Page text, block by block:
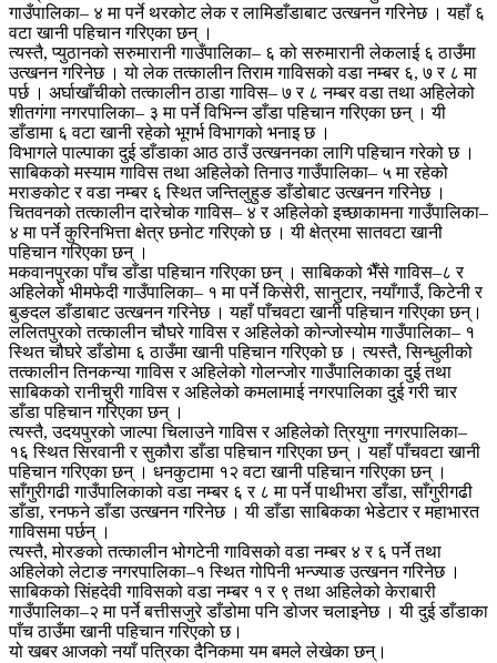
गाउँपालिका– ४ मा पर्ने थरकोट लेक र लामिडाँडाबाट उत्खनन गरिनेछ । यहाँ ६
वटा खानी पहिचान गरिएका छन् ।
त्यस्तै, प्युठानको सरुमारानी गाउँपालिका– ६ को सरुमारानी लेकलाई ६ ठाउँमा
उत्खनन गरिनेछ । यो लेक तत्कालीन तिराम गाविसको वडा नम्बर ६, ७ र ८ मा
पर्छ । अर्घाखाँचीको तत्कालीन ठाडा गाविस– ७ र ८ नम्बर वडा तथा अहिलेको
शीतगंगा नगरपालिका– ३ मा पर्ने विभिन्न डाँडा पहिचान गरिएका छन् । यी
डाँडामा ६ वटा खानी रहेको भूगर्भ विभागको भनाइ छ ।
विभागले पाल्पाका दुई डाँडाका आठ ठाउँ उत्खननका लागि पहिचान गरेको छ ।
साबिकको मस्याम गाविस तथा अहिलेको तिनाउ गाउँपालिका– ५ मा रहेको
मराङकोट र वडा नम्बर ६ स्थित जन्तिलुहुङ डाँडोबाट उत्खनन गरिनेछ ।
चितवनको तत्कालीन दारेचोक गाविस– ४ र अहिलेको इच्छाकामना गाउँपालिका–
४ मा पर्ने कुरिनभित्ता क्षेत्र छनोट गरिएको छ । यी क्षेत्रमा सातवटा खानी
पहिचान गरिएका छन् ।
मकवानपुरका पाँच डाँडा पहिचान गरिएका छन् । साबिकको भैँसे गाविस–८ र
अहिलेको भीमफेदी गाउँपालिका– १ मा पर्ने किसेरी, सानुटार, नयाँगाउँ, किटेनी र
बुङदल डाँडाबाट उत्खनन गरिनेछ । यहाँ पाँचवटा खानी पहिचान गरिएका छन्।
ललितपुरको तत्कालीन चौघरे गाविस र अहिलेको कोन्जोस्योम गाउँपालिका– १
स्थित चौघरे डाँडोमा ६ ठाउँमा खानी पहिचान गरिएको छ । त्यस्तै, सिन्धुलीको
तत्कालीन तिनकन्या गाविस र अहिलेको गोलन्जोर गाउँपालिकाका दुई तथा
साबिकको रानीचुरी गाविस र अहिलेको कमलामाई नगरपालिका दुई गरी चार
डाँडा पहिचान गरिएका छन् ।
त्यस्तै, उदयपुरको जाल्पा चिलाउने गाविस र अहिलेको त्रियुगा नगरपालिका–
१६ स्थित सिरवानी र सुकौरा डाँडा पहिचान गरिएका छन् । यहाँ पाँचवटा खानी
पहिचान गरिएका छन् । धनकुटामा १२ वटा खानी पहिचान गरिएका छन् ।
साँगुरीगढी गाउँपालिकाको वडा नम्बर ६ र ८ मा पर्ने पाथीभरा डाँडा, साँगुरीगढी
डाँडा, रनफने डाँडा उत्खनन गरिनेछ । यी डाँडा साबिकका भेडेटार र महाभारत
गाविसमा पर्छन् ।
त्यस्तै, मोरङको तत्कालीन भोगटेनी गाविसको वडा नम्बर ४ र ६ पर्ने तथा
अहिलेको लेटाङ नगरपालिका–१ स्थित गोपिनी भन्ज्याङ उत्खनन गरिनेछ ।
साबिकको सिंहदेवी गाविसको वडा नम्बर १ र ९ तथा अहिलेको केराबारी
गाउँपालिका–२ मा पर्ने बत्तीसजुरे डाँडोमा पनि डोजर चलाइनेछ । यी दुई डाँडाका
पाँच ठाउँमा खानी पहिचान गरिएको छ।
यो खबर आजको नयाँ पत्रिका दैनिकमा यम बमले लेखेका छन्।